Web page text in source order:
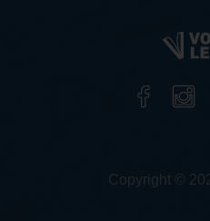
Copyright ©